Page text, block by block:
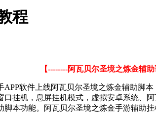
程
【--------阿瓦贝尔圣境之炼金辅助
软件上线阿瓦贝尔圣境之炼金辅助脚
挂机，息屏挂机模式，虚拟安卓系统、
本功能。阿瓦贝尔圣境之炼金手游辅助